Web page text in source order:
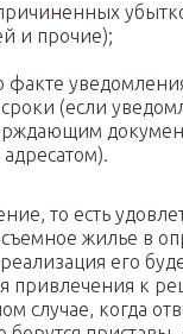
и прочие);
(если
то есть
жилье в
его
привлечения к
случае, когда